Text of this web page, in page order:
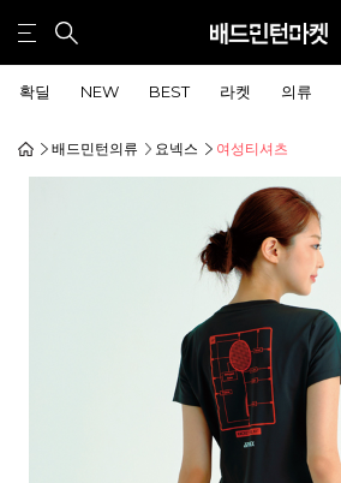
확딜 NEW BEST 라켓 의류
배드민턴의류 요넥스 여성티셔츠